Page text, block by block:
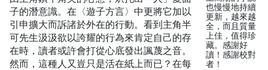
子的潛意識。在〈遊子方言〉中更將它加以
引申擴大而訴諸於外在的行動。看到主角半
可先生汲汲欲以誇耀的行為來肯定自己的存
在時，讀者或許會打從心底發出諷蔑之音。
然而，這種人又豈只是活在紙上而已？在每
也慢慢地持續
更新，越來越
全，而且質量
上佳，值得珍
藏。感謝好
讀！感謝校對
者！